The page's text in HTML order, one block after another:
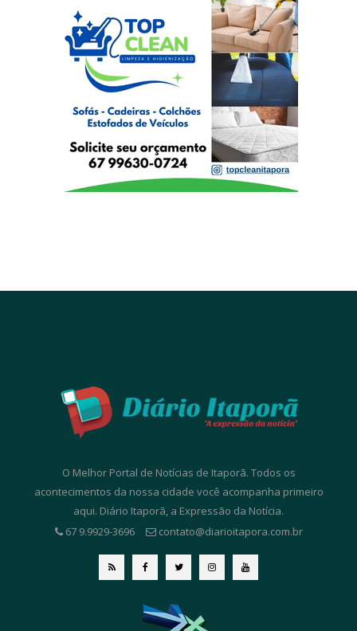
O Melhor Portal de Notícias de Itaporã. Todos os
acontecimentos da nossa cidade você acompanha primeiro
aqui. Diário Itaporã, a Expressão da Notícia.
67 9.9929-3696
contato@diarioitapora.com.br